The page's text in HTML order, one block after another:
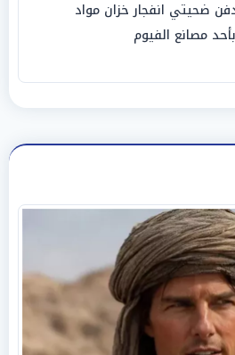
ضحيتي انفجار خزان مواد
مصانع الفيوم